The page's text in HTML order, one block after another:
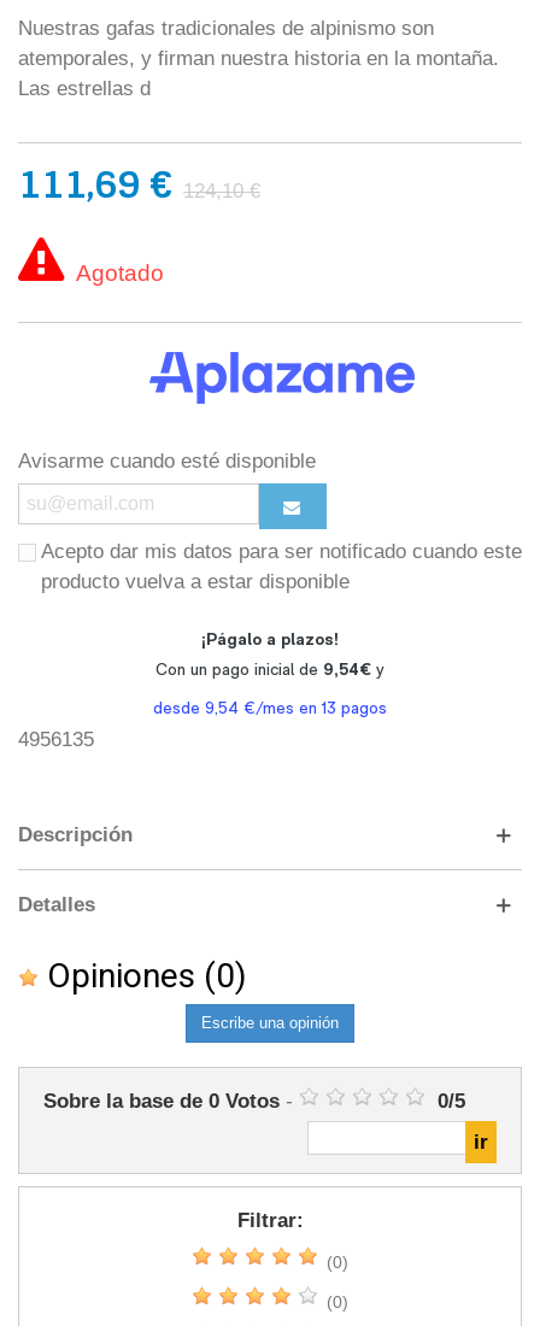
Nuestras gafas tradicionales de alpinismo son
atemporales, y firman nuestra historia en la montaña.
Las estrellas d
111,69 € 124,10 €
Agotado
Avisarme cuando esté disponible
Acepto dar mis datos para ser notificado cuando este
producto vuelva a estar disponible
4956135
Descripción
Detalles
Opiniones (0)
Escribe una opinión
Sobre la base de 0 Votos - 0/5
Filtrar:
(0)
(0)